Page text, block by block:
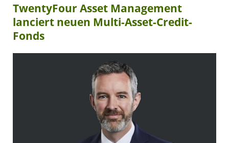
TwentyFour Asset Management
lanciert neuen Multi-Asset-Credit-
Fonds